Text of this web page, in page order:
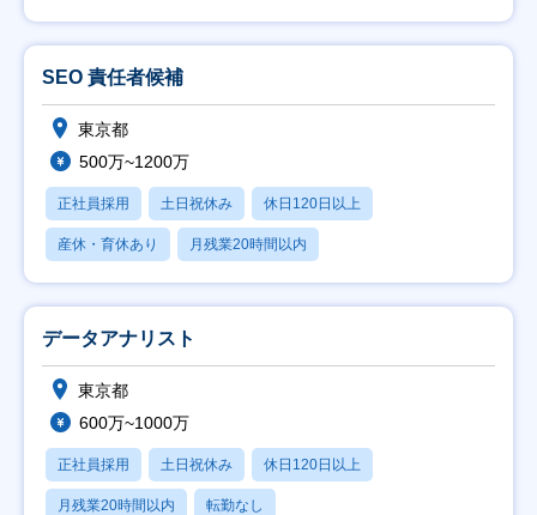
SEO 責任者候補
東京都
500万~1200万
正社員採用 土日祝休み 休日120日以上
産休・育休あり 月残業20時間以内
データアナリスト
東京都
600万~1000万
正社員採用 土日祝休み 休日120日以上
月残業20時間以内 転勤なし